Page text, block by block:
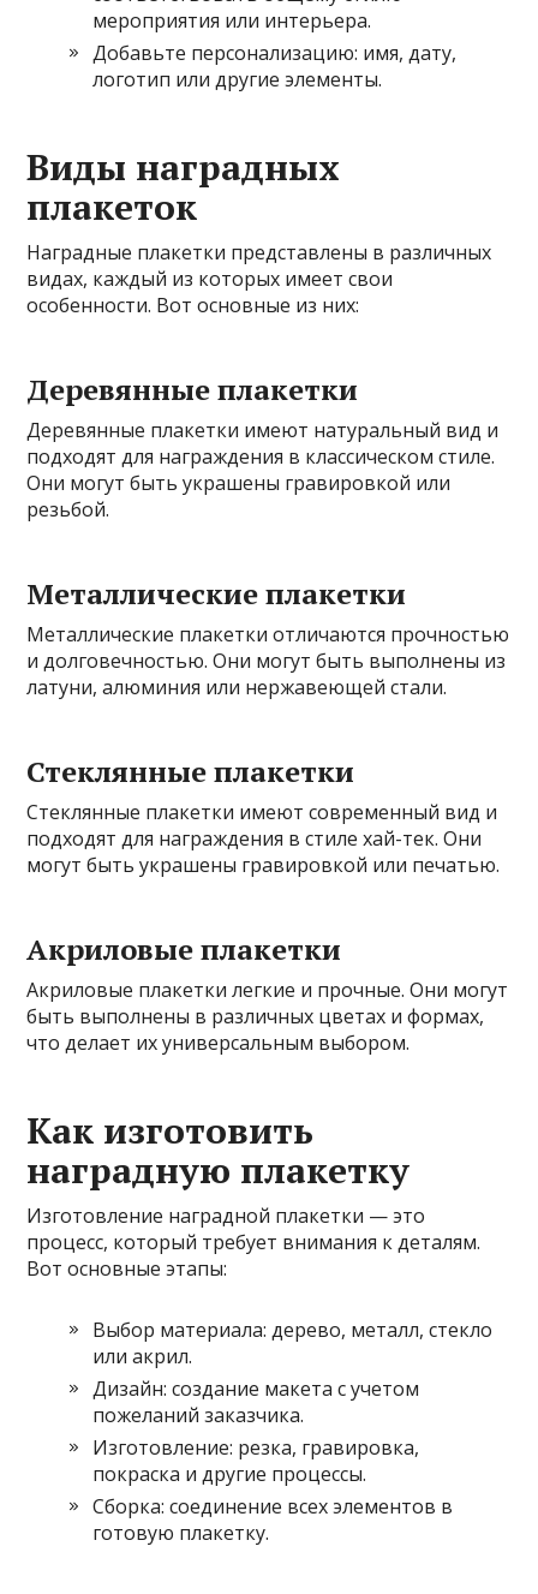
мероприятия или интерьера.
Добавьте персонализацию: имя, дату,
логотип или другие элементы.
Виды наградных
плакеток
Наградные плакетки представлены в различных
видах, каждый из которых имеет свои
особенности. Вот основные из них:
Деревянные плакетки
Деревянные плакетки имеют натуральный вид и
подходят для награждения в классическом стиле.
Они могут быть украшены гравировкой или
резьбой.
Металлические плакетки
Металлические плакетки отличаются прочностью
и долговечностью. Они могут быть выполнены из
латуни, алюминия или нержавеющей стали.
Стеклянные плакетки
Стеклянные плакетки имеют современный вид и
подходят для награждения в стиле хай-тек. Они
могут быть украшены гравировкой или печатью.
Акриловые плакетки
Акриловые плакетки легкие и прочные. Они могут
быть выполнены в различных цветах и формах,
что делает их универсальным выбором.
Как изготовить
наградную плакетку
Изготовление наградной плакетки — это
процесс, который требует внимания к деталям.
Вот основные этапы:
Выбор материала: дерево, металл, стекло
или акрил.
Дизайн: создание макета с учетом
пожеланий заказчика.
Изготовление: резка, гравировка,
покраска и другие процессы.
Сборка: соединение всех элементов в
готовую плакетку.